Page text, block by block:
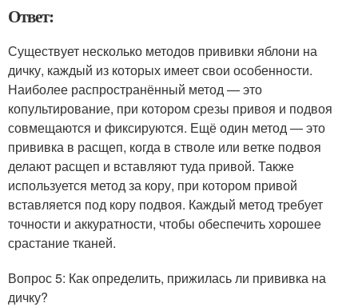
Ответ:
Существует несколько методов прививки яблони на
дичку, каждый из которых имеет свои особенности.
Наиболее распространённый метод — это
копультирование, при котором срезы привоя и подвоя
совмещаются и фиксируются. Ещё один метод — это
прививка в расщеп, когда в стволе или ветке подвоя
делают расщеп и вставляют туда привой. Также
используется метод за кору, при котором привой
вставляется под кору подвоя. Каждый метод требует
точности и аккуратности, чтобы обеспечить хорошее
срастание тканей.
Вопрос 5: Как определить, прижилась ли прививка на
дичку?